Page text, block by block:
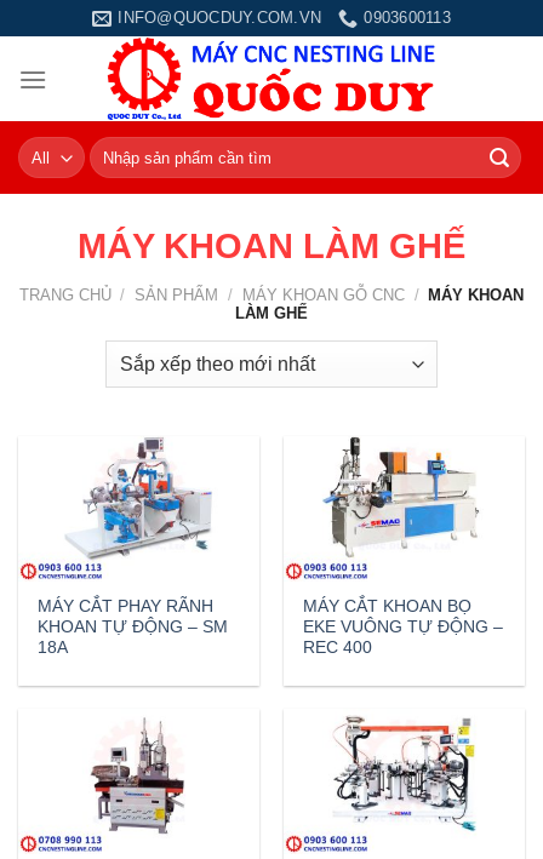
content
INFO@QUOCDUY.COM.VN 0903600113
Tìm
kiếm:
MÁY KHOAN LÀM GHẾ
TRANG CHỦ / SẢN PHẨM / MÁY KHOAN GỖ CNC /
MÁY KHOAN
LÀM GHẾ
MÁY CẮT PHAY RÃNH
KHOAN TỰ ĐỘNG – SM
18A
MÁY CẮT KHOAN BỌ
EKE VUÔNG TỰ ĐỘNG –
REC 400